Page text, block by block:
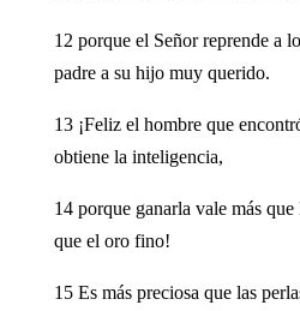
12 porque el Señor reprende a
padre a su hijo muy querido.
13 ¡Feliz el hombre que
obtiene la inteligencia,
14 porque ganarla vale más
que el oro fino!
15 Es más preciosa que las